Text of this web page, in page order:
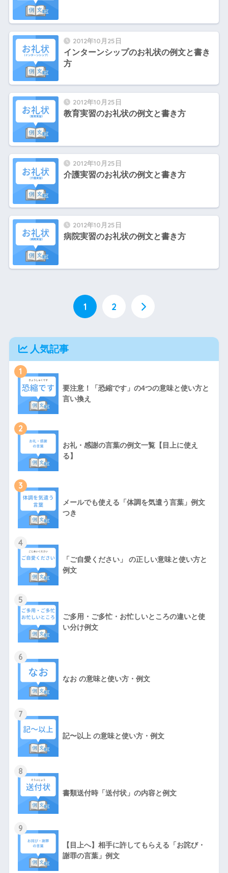
2012年10月25日
インターンシップのお礼状の例文と書き
方
2012年10月25日
教育実習のお礼状の例文と書き方
2012年10月25日
介護実習のお礼状の例文と書き方
2012年10月25日
病院実習のお礼状の例文と書き方
1 2
人気記事
1
要注意！「恐縮です」の4つの意味と使い方と
言い換え
2
お礼・感謝の言葉の例文一覧【目上に使え
る】
3
メールでも使える「体調を気遣う言葉」例文
つき
4
「ご自愛ください」 の正しい意味と使い方と
例文
5
ご多用・ご多忙・お忙しいところの違いと使
い分け例文
6
なお の意味と使い方・例文
7
記〜以上 の意味と使い方・例文
8
書類送付時「送付状」の内容と例文
9
【目上へ】相手に許してもらえる「お詫び・
謝罪の言葉」例文